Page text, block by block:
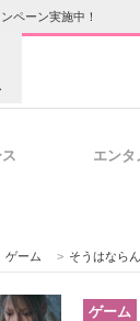
ペーン実施中！
ネスと働き方のヒント
エンタ
ゲーム > そうはならん
ゲーム